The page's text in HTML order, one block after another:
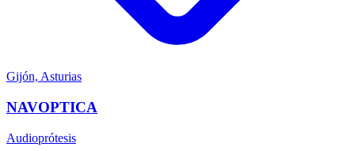
Gijón, Asturias
NAVOPTICA
Audioprótesis